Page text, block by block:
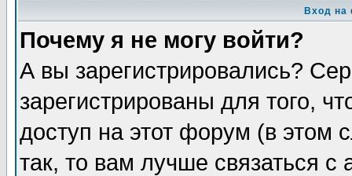
Вход на
Почему я не могу войти?
А вы зарегистрировались?
зарегистрированы для того,
доступ на этот форум (в этом
так, то вам лучше связаться